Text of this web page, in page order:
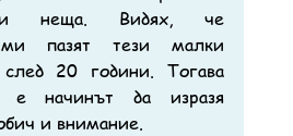
неща. Видях, че
ми пазят тези малки
20 години. Тогава
е начинът да изразя
и внимание.